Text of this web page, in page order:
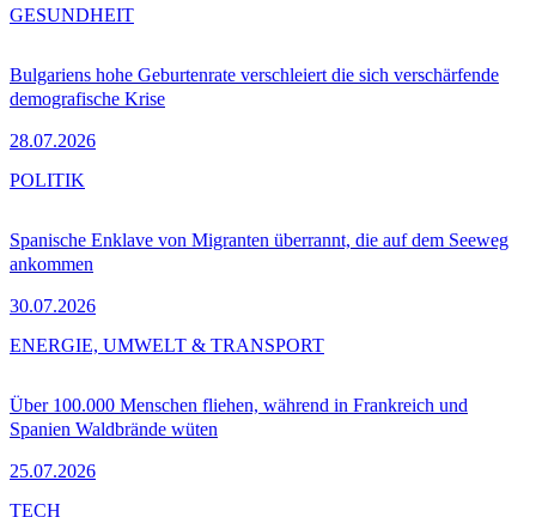
Bulgariens hohe Geburtenrate verschleiert die sich verschärfende
demografische Krise
28.07.2026
GESUNDHEIT
Spanische Enklave von Migranten überrannt, die auf dem Seeweg
ankommen
30.07.2026
POLITIK
Über 100.000 Menschen fliehen, während in Frankreich und
Spanien Waldbrände wüten
25.07.2026
ENERGIE, UMWELT & TRANSPORT
TECH